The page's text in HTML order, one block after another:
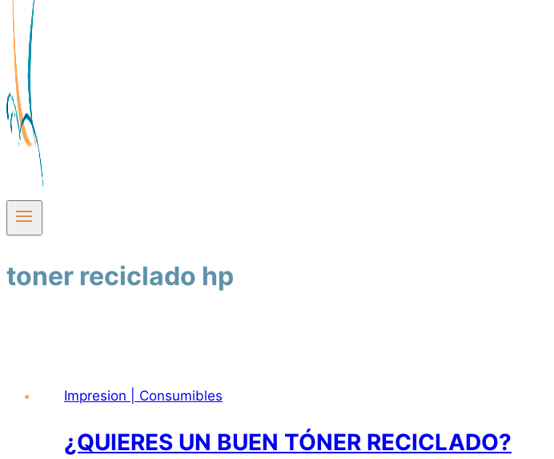
toner reciclado hp
Impresion | Consumibles
¿QUIERES UN BUEN TÓNER RECICLADO?